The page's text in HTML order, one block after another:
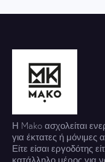
Η Mako ασχολείται
για έκτατες ή μόνιμες
Είτε είσαι εργοδότης